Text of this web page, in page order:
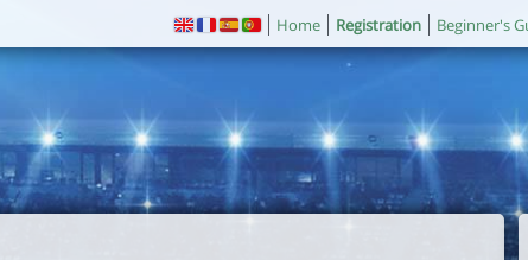
Home Registration Beginner's